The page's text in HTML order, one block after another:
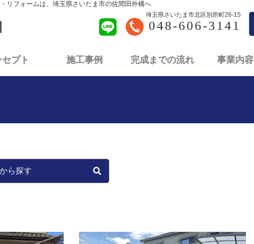
リフォームは、埼玉県さいたま市の佐間田外構へ
埼玉県さいたま市北区別所町26-15
048-606-3141
セプト 施工事例 完成までの流れ 事業内容
ら探す